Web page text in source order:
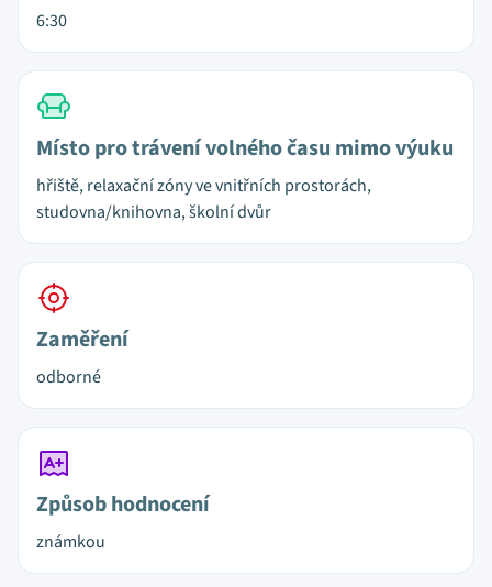
6:30
Místo pro trávení volného času mimo výuku
hřiště, relaxační zóny ve vnitřních prostorách,
studovna/knihovna, školní dvůr
Zaměření
odborné
Způsob hodnocení
známkou